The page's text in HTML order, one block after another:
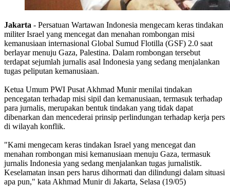
Jakarta - Persatuan Wartawan Indonesia mengecam keras tindakan
militerIsrael yang mencegat dan menahan rombongan misi
kemanusiaan internasional Global Sumud Flotilla (GSF) 2.0 saat
berlayar menuju Gaza, Palestina. Dalam rombongan tersebut
terdapat sejumlah jurnalis asal Indonesia yang sedang menjalankan
tugas peliputan kemanusiaan.
Ketua Umum PWI Pusat Akhmad Munir menilai tindakan
pencegatan terhadap misi sipil dan kemanusiaan, termasuk terhadap
para jurnalis, merupakan bentuk tindakan yang tidak dapat
dibenarkan dan mencederai prinsip perlindungan terhadap kerja pers
di wilayah konflik.
"Kami mengecam keras tindakan Israel yang mencegat dan
menahan rombongan misi kemanusiaan menuju Gaza, termasuk
jurnalis Indonesia yang sedang menjalankan tugas jurnalistik.
Keselamatan insan pers harus dihormati dan dilindungi dalam situasi
apa pun," kata Akhmad Munir di Jakarta, Selasa (19/05)